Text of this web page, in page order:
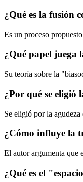
¿Qué es la fusión
Es un proceso
¿Qué papel juega
Su teoría sobre la
¿Por qué se eligió
Se eligió por la
¿Cómo influye la
El autor argumenta que
¿Qué es el